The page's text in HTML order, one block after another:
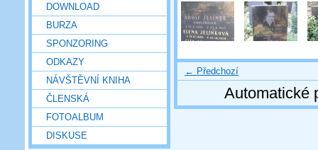
DOWNLOAD
BURZA
SPONZORING
ODKAZY
NÁVŠTĚVNÍ KNIHA
ČLENSKÁ
FOTOALBUM
DISKUSE
← Předchozí
Automatické